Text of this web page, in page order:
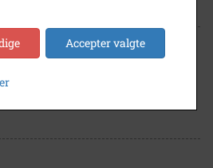
Park Gisselfeldvej 5
Accepter valgte